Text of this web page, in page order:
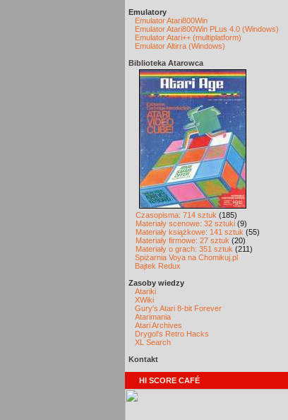
Emulatory
Emulator Atari800Win
Emulator Atari800Win PLus 4.0 (Windows)
Emulator Atari++ (multiplatform)
Emulator Altirra (Windows)
Biblioteka Atarowca
Czasopisma: 714 sztuk (185)
Materiały scenowe: 32 sztuki (9)
Materiały książkowe: 141 sztuk (55)
Materiały firmowe: 27 sztuk (20)
Materiały o grach: 351 sztuk (211)
Spiżarnia Voya na Chomikuj.pl
Bajtek Redux
Zasoby wiedzy
Atariki
XWiki
Gury's Atari 8-bit Forever
Atarimania
Atari Archives
Drygol's Retro Hacks
XL Search
Kontakt
HI SCORE CAFÉ